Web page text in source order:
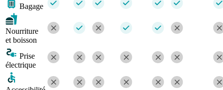
Bagage
Nourriture
et boisson
Prise
électrique